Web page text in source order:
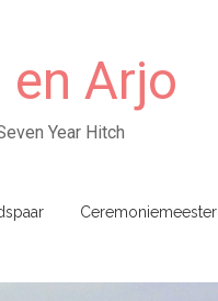
en Arjo
Year Hitch
Ceremoniemeester